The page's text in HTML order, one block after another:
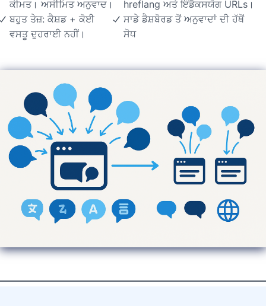
ਕੀਮਤ। ਅਸੀਮਿਤ ਅਨੁਵਾਦ।
ਬਹੁਤ ਤੇਜ਼: ਕੈਸ਼ਡ + ਕੋਈ
ਵਸਤੂ ਦੁਹਰਾਈ ਨਹੀਂ।
hreflang ਅਤੇ ਇੰਡੈਕਸਯੋਗ URLs।
ਸਾਡੇ ਡੈਸ਼ਬੋਰਡ ਤੋਂ ਅਨੁਵਾਦਾਂ ਦੀ ਹੱਥੋਂ
ਸੋਧ